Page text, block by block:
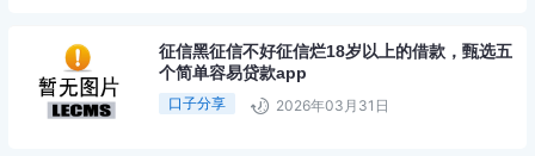
征信黑征信不好征信烂18岁以上的借款，甄选五
个简单容易贷款app
口子分享 2026年03月31日